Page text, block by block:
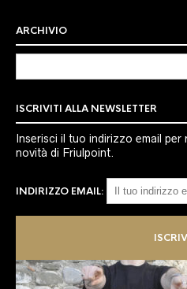
ARCHIVIO
ISCRIVITI ALLA NEWSLETTER
Inserisci il tuo indirizzo email per
novità di Friulpoint.
INDIRIZZO EMAIL: